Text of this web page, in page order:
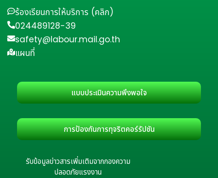
ร้องเรียนการให้บริการ (คลิก)
024489128-39
safety@labour.mail.go.th
แผนที่
แบบประเมินความพึงพอใจ
การป้องกันการทุจริตคอร์รัปชัน
รับข้อมูลข่าวสารเพิ่มเติมจากกองความ
ปลอดภัยแรงงาน